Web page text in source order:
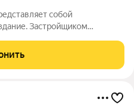
собой
Застройщиком
прилегающей
детских игровых